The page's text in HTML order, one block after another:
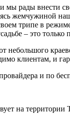
рады внести
жемчужиной
трипе в
– это
клиентам, и
и по
на